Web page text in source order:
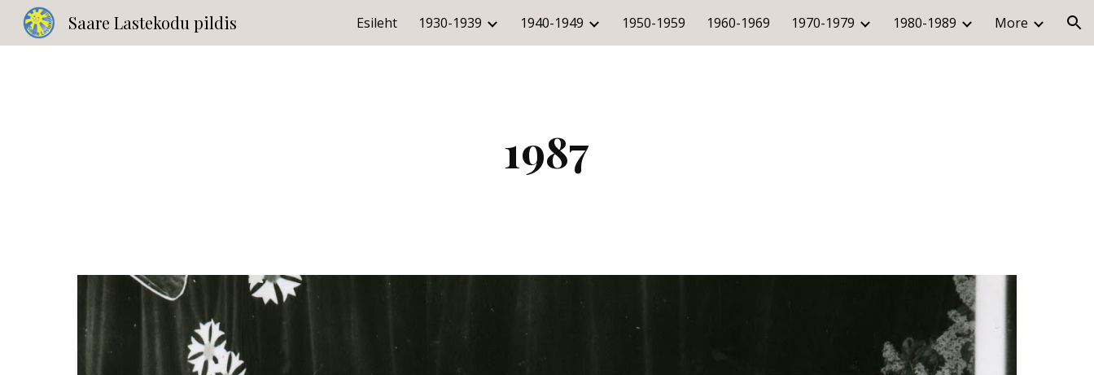
Skip to main content Skip to navigation
Saare Lastekodu pildis Esileht 1930-1939 1940-1949 1950-1959 1960-1969 1970-1979 1980-1989 More
1987